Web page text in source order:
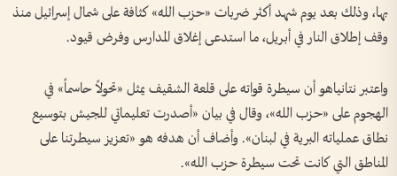
بها، وذلك بعد يوم شهد أكثر ضربات «حزب الله» كثافة على شمال إسرائيل منذ
وقف إطلاق النار في أبريل، ما استدعى إغلاق المدارس وفرض ‌قيود.
واعتبر نتانياهو أن سيطرة قواته على قلعة الشقيف يمثل «تحولاً حاسماً» في
الهجوم على «حزب الله»، وقال في بيان «أصدرت تعليماتي للجيش بتوسيع
نطاق عملياته البرية في لبنان». وأضاف أن هدفه ⁠هو «تعزيز سيطرتنا على
المناطق التي كانت تحت سيطرة حزب الله».